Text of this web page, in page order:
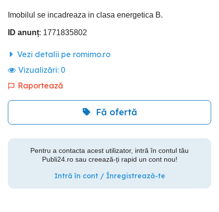
Imobilul se incadreaza in clasa energetica B.
ID anunț: 1771835802
Vezi detalii pe romimo.ro
Vizualizări: 0
Raportează
Fă ofertă
Pentru a contacta acest utilizator, intră în contul tău
Publi24.ro sau creează-ți rapid un cont nou!
Intră în cont / Înregistrează-te